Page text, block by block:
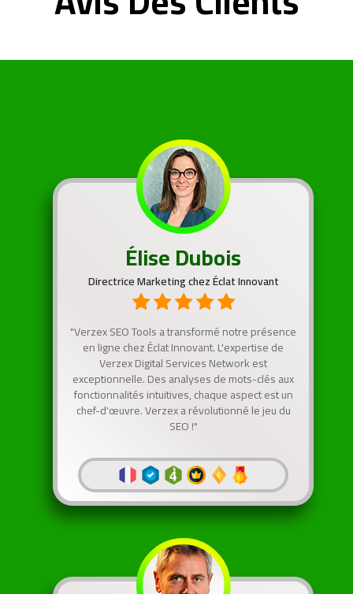
Élise Dubois
Directrice Marketing chez Éclat Innovant
"Verzex SEO Tools a transformé notre présence
en ligne chez Éclat Innovant. L'expertise de
Verzex Digital Services Network est
exceptionnelle. Des analyses de mots-clés aux
fonctionnalités intuitives, chaque aspect est un
chef-d'œuvre. Verzex a révolutionné le jeu du
SEO !"